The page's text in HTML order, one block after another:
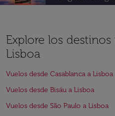
Explore los
Lisboa
Vuelos desde Casablanca a Lisboa
Vuelos desde Bisáu a Lisboa
Vuelos desde São Paulo a Lisboa